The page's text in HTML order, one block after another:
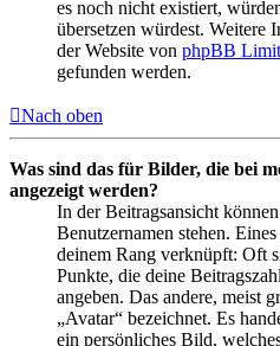
es noch nicht existiert,
übersetzen würdest. Weitere
der Website von phpBB
gefunden werden.
Nach oben
Was sind das für Bilder, die bei
angezeigt werden?
In der Beitragsansicht
Benutzernamen stehen.
deinem Rang verknüpft: Oft
Punkte, die deine
angeben. Das andere, meist
„Avatar“ bezeichnet. Es
ein persönliches Bild,